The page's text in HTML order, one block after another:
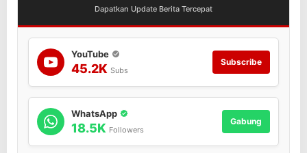
Dapatkan Update Berita Tercepat
YouTube
45.2K Subs
Subscribe
WhatsApp
18.5K Followers
Gabung